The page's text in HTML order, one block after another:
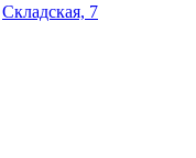
Складская, 7